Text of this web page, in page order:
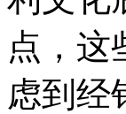
点，这
虑到经